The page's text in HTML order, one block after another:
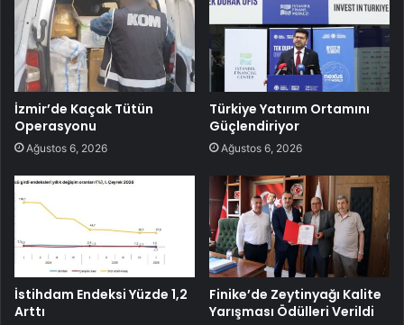
İzmir’de Kaçak Tütün
Operasyonu
Ağustos 6, 2026
Türkiye Yatırım Ortamını
Güçlendiriyor
Ağustos 6, 2026
İstihdam Endeksi Yüzde 1,2
Arttı
Finike’de Zeytinyağı Kalite
Yarışması Ödülleri Verildi